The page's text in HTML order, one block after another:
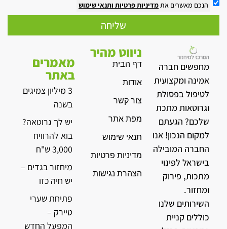
הנכם מאשרים אתמדיניות פרטיות ותנאי שימוש
שליחה
מחפשים חברה
אמינה ומקצועית
לטיפול בפסולת
וגרוטאות מתכת
שלכם? הגעתם
למקום הנכון! אנו
החברה המובילה
בישראל לפינוי
מתכות, פירוק
ומחזור.
השירותים שלנו
כוללים קניית
ניווט מהיר
דף הבית
אודות
צור קשר
מפת אתר
תנאי שימוש
מדיניות פרטיות
הצהרת נגישות
מאמרים
באתר
3 מיליון צמיגים
בשנה
יש לך גרוטאה?
בוא להרוויח
3,000 ש"ח
מיחזור בגדים –
יש חיה כזו
פתיחת שערי
טיירק –
המפעל החדש